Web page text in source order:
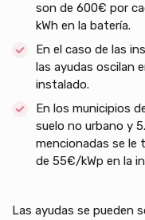
son de 600€ por
kWh en la batería.
En el caso de las
las ayudas oscilan
instalado.
En los municipios
suelo no urbano y
mencionadas se le
de 55€/kWp en la
Las ayudas se pueden